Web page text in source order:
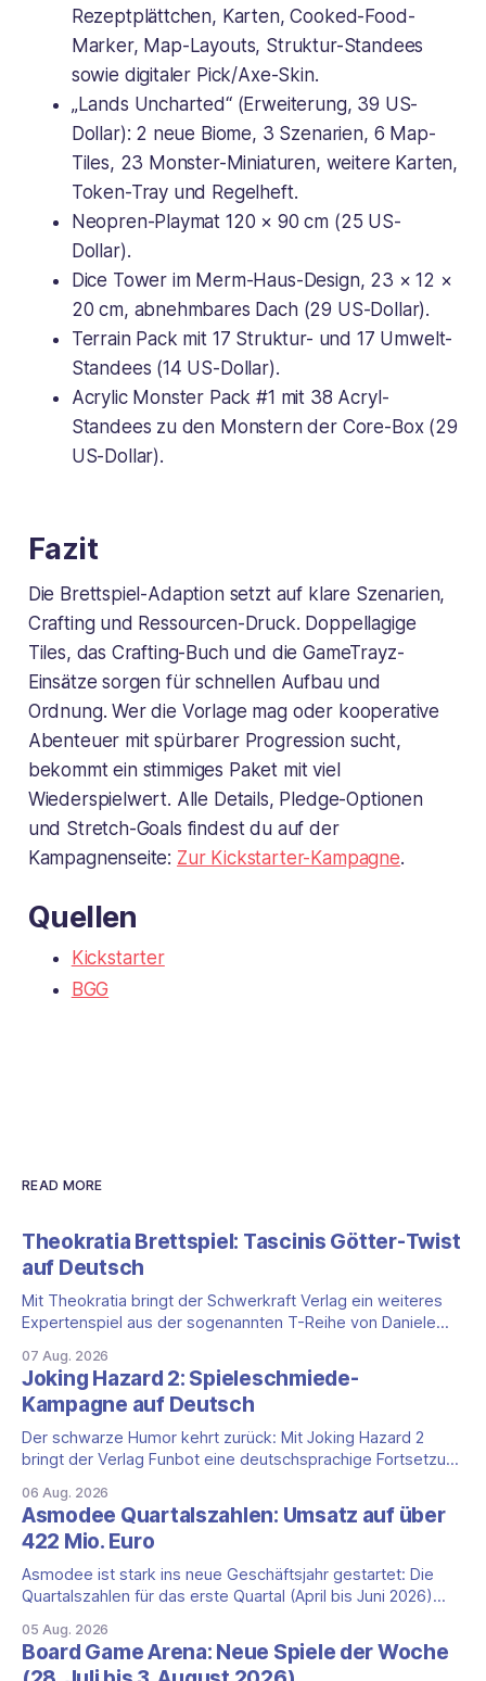
Rezeptplättchen, Karten, Cooked-Food-
Marker, Map-Layouts, Struktur-Standees
sowie digitaler Pick/Axe-Skin.
„Lands Uncharted“ (Erweiterung, 39 US-
Dollar): 2 neue Biome, 3 Szenarien, 6 Map-
Tiles, 23 Monster-Miniaturen, weitere Karten,
Token-Tray und Regelheft.
Neopren-Playmat 120 × 90 cm (25 US-
Dollar).
Dice Tower im Merm-Haus-Design, 23 × 12 ×
20 cm, abnehmbares Dach (29 US-Dollar).
Terrain Pack mit 17 Struktur- und 17 Umwelt-
Standees (14 US-Dollar).
Acrylic Monster Pack #1 mit 38 Acryl-
Standees zu den Monstern der Core-Box (29
US-Dollar).
Fazit
Die Brettspiel-Adaption setzt auf klare Szenarien,
Crafting und Ressourcen-Druck. Doppellagige
Tiles, das Crafting-Buch und die GameTrayz-
Einsätze sorgen für schnellen Aufbau und
Ordnung. Wer die Vorlage mag oder kooperative
Abenteuer mit spürbarer Progression sucht,
bekommt ein stimmiges Paket mit viel
Wiederspielwert. Alle Details, Pledge-Optionen
und Stretch-Goals findest du auf der
Kampagnenseite: Zur Kickstarter-Kampagne.
Quellen
Kickstarter
BGG
READ MORE
Theokratia Brettspiel: Tascinis Götter-Twist
auf Deutsch
Mit Theokratia bringt der Schwerkraft Verlag ein weiteres
Expertenspiel aus der sogenannten T-Reihe von Daniele
Tekhenu und Tzolk'in gehören. Der Aufhänger ist ein
ungewöhnlicher Perspektivwechsel: Sie steuern nicht die
eigene Zivilisation, sondern eine hochentwickelte
außerirdische Gottheit, die vier
07 Aug. 2026
Joking Hazard 2: Spieleschmiede-
Kampagne auf Deutsch
Der schwarze Humor kehrt zurück: Mit Joking Hazard 2
bringt der Verlag Funbot eine deutschsprachige Fortsetzung
Happiness (Explosm) auf die Spieleschmiede. Wir ordnen
ein, was die Kampagne unter dem Motto „Die fiesen
Comics sind zurück!" bietet und wo sie schweigt.
06 Aug. 2026
Asmodee Quartalszahlen: Umsatz auf über
422 Mio. Euro
Asmodee ist stark ins neue Geschäftsjahr gestartet: Die
Quartalszahlen für das erste Quartal (April bis Juni 2026)
Prozent auf 422,1 Millionen Euro. Getragen wird das
Wachstum weiter von den Sammelkartenspielen, doch
05 Aug. 2026
Board Game Arena: Neue Spiele der Woche